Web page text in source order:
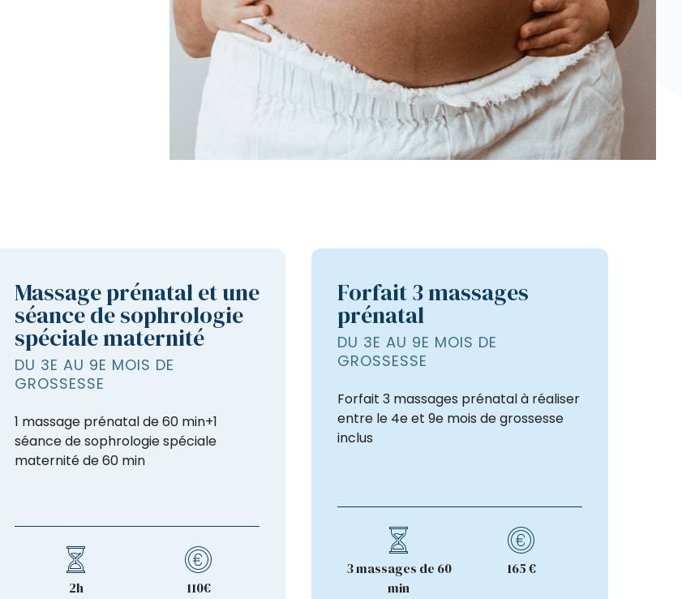
Massage prénatal et une
séance de sophrologie
spéciale maternité
DU 3E AU 9E MOIS DE
GROSSESSE
1 massage prénatal de 60 min+1
séance de sophrologie spéciale
maternité de 60 min
2h 110€
Forfait 3 massages
prénatal
DU 3E AU 9E MOIS DE
GROSSESSE
Forfait 3 massages prénatal à réaliser
entre le 4e et 9e mois de grossesse
inclus
3 massages de 60
min
165 €